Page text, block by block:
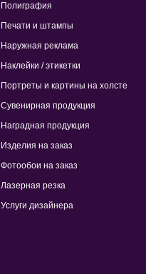
Полиграфия
Печати и штампы
Наружная реклама
Наклейки / этикетки
Портреты и картины на холсте
Сувенирная продукция
Наградная продукция
Изделия на заказ
Фотообои на заказ
Лазерная резка
Услуги дизайнера